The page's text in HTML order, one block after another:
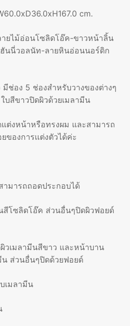
cm.
ยไม้อ่อนโซลิดโอ๊ค-ขาวหน้าลิ้น
นนี่วอลนัท-ลายหินอ่อนนอร์ดิก
มีช่อง 5 ช่องสำหรับวางของต่างๆ
สีขาวปิดผิวด้วยเมลามีน
ต่งหน้าหรือทรงผม และสามารถ
ของการเเต่งตัวได้ค่ะ
ามารถถอดประกอบได้
สีโซลิดโอ๊ค ส่วนอื่นๆปิดผิวฟอยด์
วเมลามีนสีขาว และหน้าบาน
น ส่วนอื่นๆปิดด้วยฟอยด์
เมลามีน